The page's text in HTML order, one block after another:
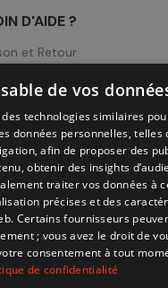
D'AIDE ?
et Retour
de Confidentialité
de vos
technologies similaires
données personnelles, telles
afin de proposer des
obtenir des insights
traiter vos données à
précises et des
Certains fournisseurs
; vous avez le droit de
consentement à tout
de confidentialité